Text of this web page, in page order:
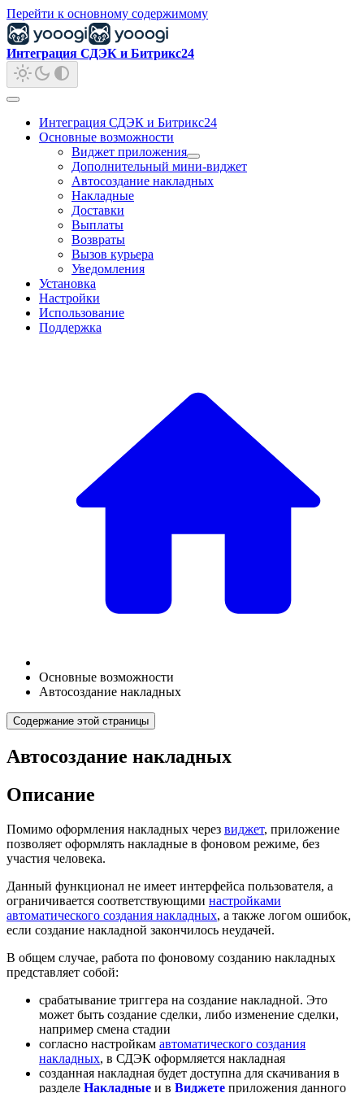
Перейти к основному содержимому
Интеграция СДЭК и Битрикс24
Интеграция СДЭК и Битрикс24
Основные возможности
Виджет приложения
Дополнительный мини-виджет
Автосоздание накладных
Накладные
Доставки
Выплаты
Возвраты
Вызов курьера
Уведомления
Установка
Настройки
Использование
Поддержка
Основные возможности
Автосоздание накладных
Содержание этой страницы
Автосоздание накладных
Описание
Помимо оформления накладных через виджет, приложение
позволяет оформлять накладные в фоновом режиме, без
участия человека.
Данный функционал не имеет интерфейса пользователя, а
ограничивается соответствующими настройками
автоматического создания накладных, а также логом ошибок,
если создание накладной закончилось неудачей.
В общем случае, работа по фоновому созданию накладных
представляет собой:
срабатывание триггера на создание накладной. Это
может быть создание сделки, либо изменение сделки,
например смена стадии
согласно настройкам автоматического создания
накладных, в СДЭК оформляется накладная
созданная накладная будет доступна для скачивания в
разделе Накладные и в Виджете приложения данного